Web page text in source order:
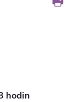
hodin